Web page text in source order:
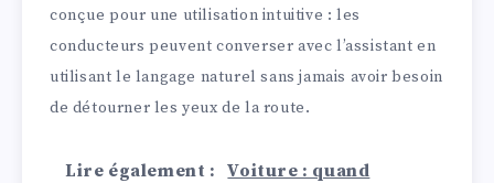
conçue pour une utilisation intuitive : les
conducteurs peuvent converser avec l’assistant en
utilisant le langage naturel sans jamais avoir besoin
de détourner les yeux de la route.
Lire également :
Voiture : quand